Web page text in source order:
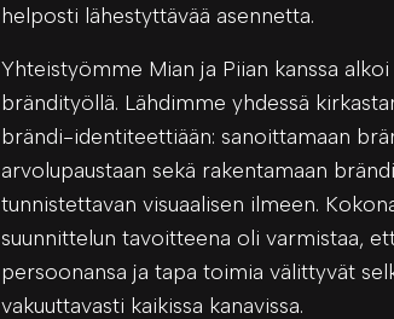
helposti lähestyttävää asennetta.
Yhteistyömme Mian ja Piian kanssa
brändityöllä. Lähdimme yhdessä
brändi-identiteettiään: sanoittamaan
arvolupaustaan sekä rakentamaan
tunnistettavan visuaalisen ilmeen.
suunnittelun tavoitteena oli varmistaa,
persoonansa ja tapa toimia välittyvät
vakuuttavasti kaikissa kanavissa.